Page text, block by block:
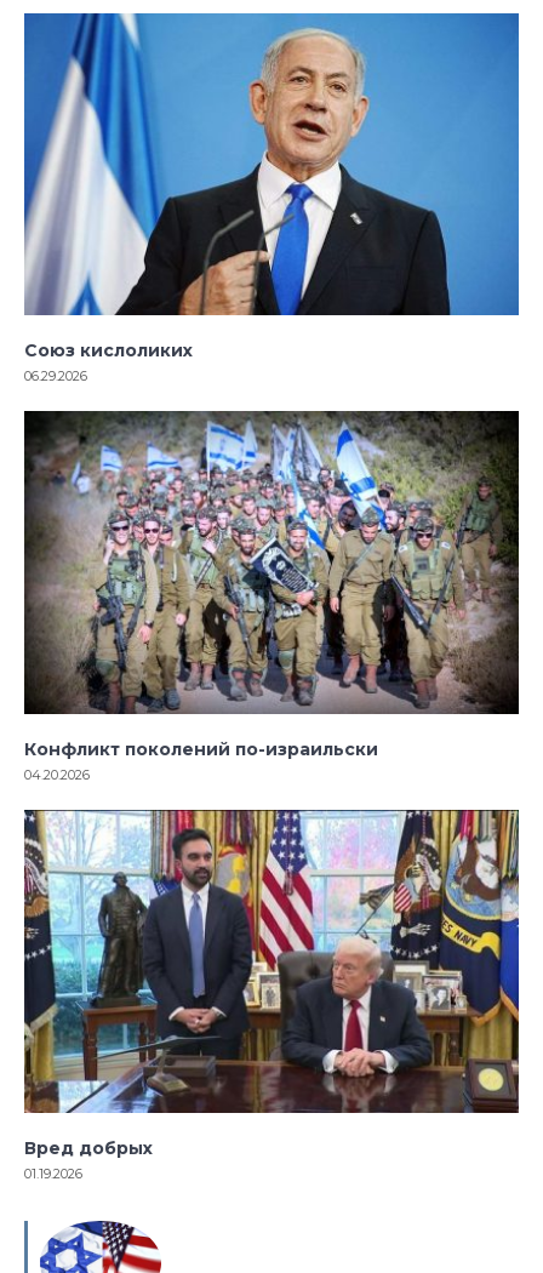
Союз кислоликих
06.29.2026
Конфликт поколений по-израильски
04.20.2026
Вред добрых
01.19.2026